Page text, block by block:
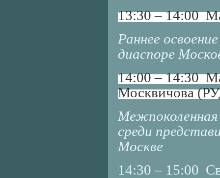
13:30 – 14:00
Раннее
диаспоре
14:00 – 14:30
Москвичова
Межпоколенная
среди
Москве
14:30 – 15:00